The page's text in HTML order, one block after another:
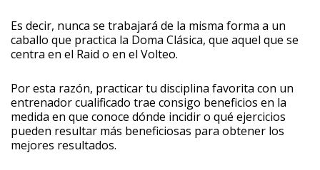
Es decir, nunca se trabajará de la misma forma a un
caballo que practica la Doma Clásica, que aquel que se
centra en el Raid o en el Volteo.
Por esta razón, practicar tu disciplina favorita con un
entrenador cualificado trae consigo beneficios en la
medida en que conoce dónde incidir o qué ejercicios
pueden resultar más beneficiosas para obtener los
mejores resultados.